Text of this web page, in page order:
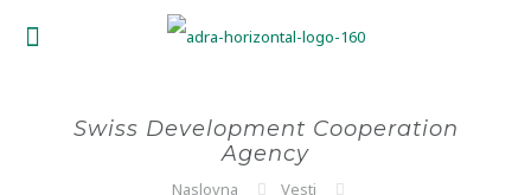
Swiss Development Cooperation
Agency
Naslovna
Vesti